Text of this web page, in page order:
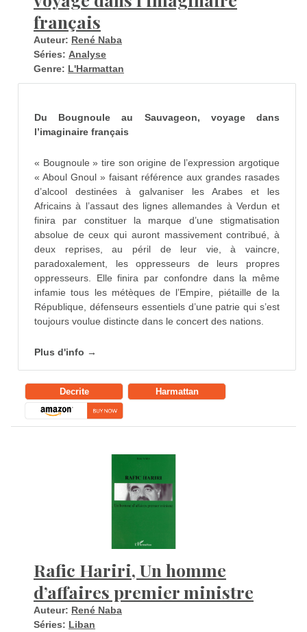
français
Auteur: René Naba
Séries: Analyse
Genre: L'Harmattan
Du Bougnoule au Sauvageon, voyage dans
l’imaginaire français
« Bougnoule » tire son origine de l’expression argotique
« Aboul Gnoul » faisant référence aux grandes rasades
d’alcool destinées à galvaniser les Arabes et les
Africains à l’assaut des lignes allemandes à Verdun et
finira par constituer la marque d’une stigmatisation
absolue de ceux qui auront massivement contribué, à
deux reprises, au péril de leur vie, à vaincre,
paradoxalement, les oppresseurs de leurs propres
oppresseurs. Elle finira par confondre dans la même
infamie tous les métèques de l’Empire, piétaille de la
République, défenseurs essentiels d’une patrie qui s’est
toujours voulue distincte dans le concert des nations.
Plus d'info →
Decrite Harmattan
Rafic Hariri, Un homme
d’affaires premier ministre
Auteur: René Naba
Séries: Liban